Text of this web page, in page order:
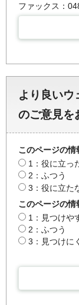
ファックス：
より良いウ
のご意見を
このページの情
1：役に立っ
2：ふつう
3：役に立た
このページの情
1：見つけや
2：ふつう
3：見つけに